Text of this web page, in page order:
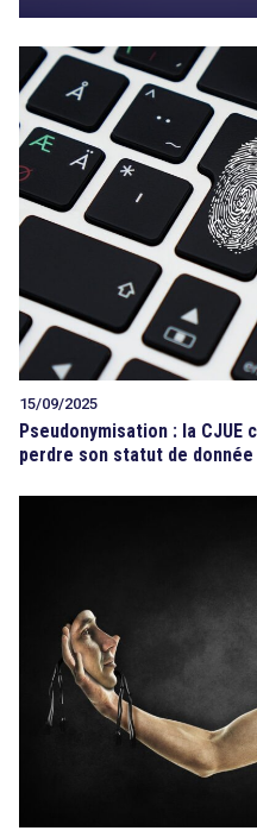
15/09/2025
Pseudonymisation : la CJUE
perdre son statut de